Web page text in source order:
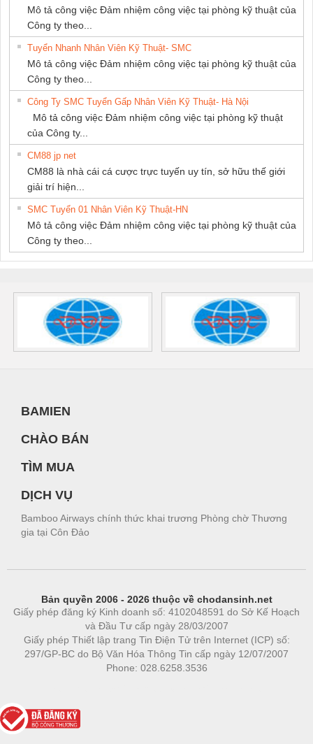
Mô tả công việc Đảm nhiệm công việc tại phòng kỹ thuật của
Công ty theo...
Tuyển Nhanh Nhân Viên Kỹ Thuật- SMC
Mô tả công việc Đảm nhiệm công việc tại phòng kỹ thuật của
Công ty theo...
Công Ty SMC Tuyển Gấp Nhân Viên Kỹ Thuật- Hà Nội
Mô tả công việc Đảm nhiệm công việc tại phòng kỹ thuật
của Công ty...
CM88 jp net
CM88 là nhà cái cá cược trực tuyến uy tín, sở hữu thế giới
giải trí hiện...
SMC Tuyển 01 Nhân Viên Kỹ Thuật-HN
Mô tả công việc Đảm nhiệm công việc tại phòng kỹ thuật của
Công ty theo...
BAMIEN
CHÀO BÁN
TÌM MUA
DỊCH VỤ
Bamboo Airways chính thức khai trương Phòng chờ Thương
gia tại Côn Đảo
Bản quyền 2006 - 2026 thuộc về chodansinh.net
Giấy phép đăng ký Kinh doanh số: 4102048591 do Sở Kế Hoạch
và Đầu Tư cấp ngày 28/03/2007
Giấy phép Thiết lập trang Tin Điện Tử trên Internet (ICP) số:
297/GP-BC do Bộ Văn Hóa Thông Tin cấp ngày 12/07/2007
Phone: 028.6258.3536